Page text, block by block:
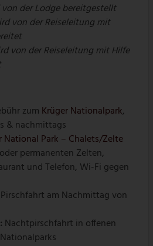
der Lodge bereitgestellt
von der Reiseleitung mit
von der Reiseleitung mit Hilfe
zum Krüger Nationalpark,
& nachmittags
National Park – Chalets/Zelte
permanenten Zelten,
und Telefon, Wi-Fi gegen
am Nachmittag von
Nachtpirschfahrt in offenen